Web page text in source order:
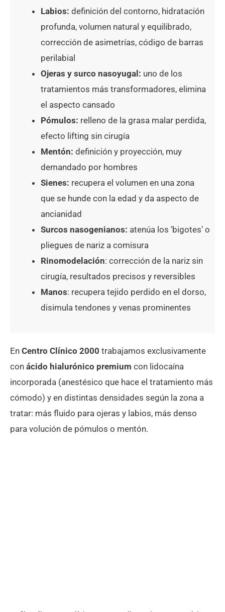
Labios: definición del contorno, hidratación
profunda, volumen natural y equilibrado,
corrección de asimetrías, código de barras
perilabial
Ojeras y surco nasoyugal: uno de los
tratamientos más transformadores, elimina
el aspecto cansado
Pómulos: relleno de la grasa malar perdida,
efecto lifting sin cirugía
Mentón: definición y proyección, muy
demandado por hombres
Sienes: recupera el volumen en una zona
que se hunde con la edad y da aspecto de
ancianidad
Surcos nasogenianos: atenúa los ‘bigotes’ o
pliegues de nariz a comisura
Rinomodelación: corrección de la nariz sin
cirugía, resultados precisos y reversibles
Manos: recupera tejido perdido en el dorso,
disimula tendones y venas prominentes
En Centro Clínico 2000 trabajamos exclusivamente
con ácido hialurónico premium con lidocaína
incorporada (anestésico que hace el tratamiento más
cómodo) y en distintas densidades según la zona a
tratar: más fluido para ojeras y labios, más denso
para volución de pómulos o mentón.